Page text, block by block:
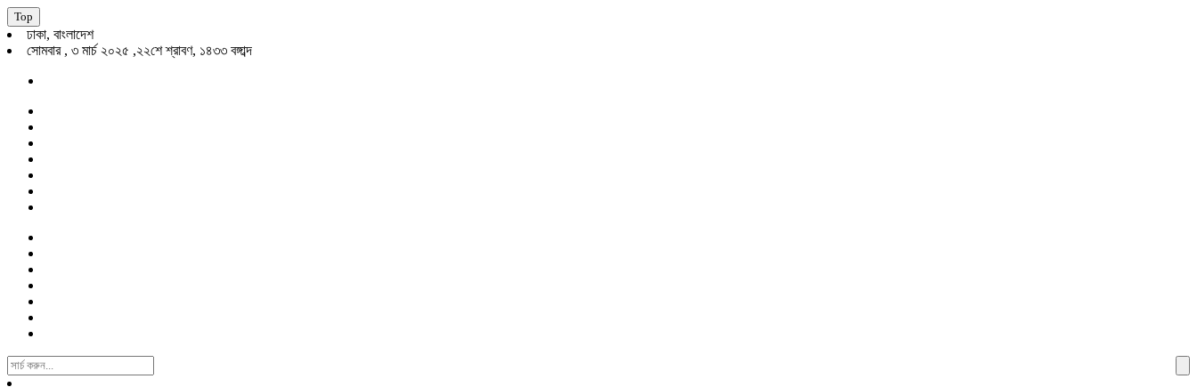
Top
ঢাকা, বাংলাদেশ
সোমবার , ৩ মার্চ ২০২৫ ,২২শে শ্রাবণ, ১৪৩৩ বঙ্গাব্দ
Search
For: